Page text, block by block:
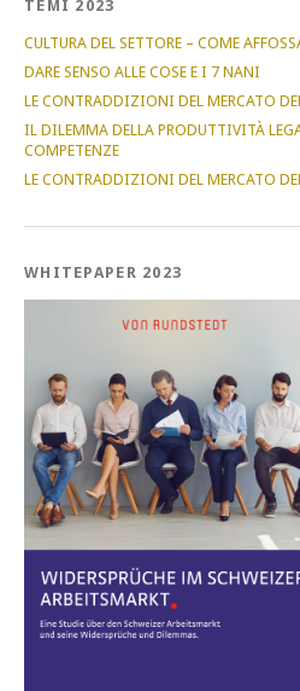
TEMI 2023
CULTURA DEL SETTORE – COME
DARE SENSO ALLE COSE E I 7 NANI
LE CONTRADDIZIONI DEL MERCATO
IL DILEMMA DELLA PRODUTTIVITÀ
COMPETENZE
LE CONTRADDIZIONI DEL MERCATO
WHITEPAPER 2023